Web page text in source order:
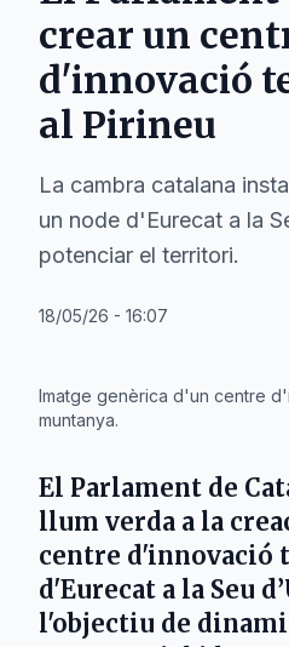
crear un
d'innovació
al Pirineu
La cambra catalana
un node d'Eurecat a la
potenciar el territori.
18/05/26 - 16:07
Imatge genèrica d'un centre
muntanya.
El Parlament de
llum verda a la
centre d'innovació
d'Eurecat a la Seu
l'objectiu de